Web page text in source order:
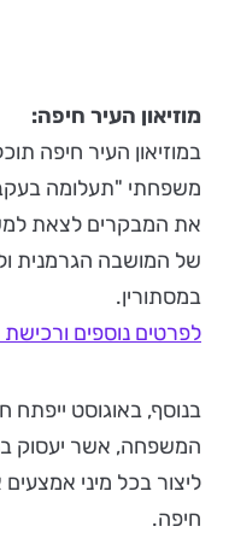
מוזיאון העיר חיפה:
במוזיאון העיר חיפה
משפחתי "תעלומה
את המבקרים לצאת
של המושבה הגרמנית
במסתורין.
לפרטים נוספים
בנוסף, באוגוסט
המשפחה, אשר יעסוק
ליצור בכל מיני
חיפה.